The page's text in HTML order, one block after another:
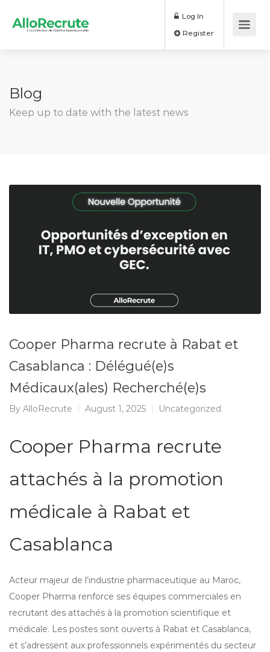
Log In
Blog
Keep up to date with the latest news
Cooper Pharma recrute à Rabat et
Casablanca : Délégué(e)s
Médicaux(ales) Recherché(e)s
By AlloRecrute August 1, 2025 Uncategorized
Cooper Pharma recrute
attachés à la promotion
médicale à Rabat et
Casablanca
Acteur majeur de l’industrie pharmaceutique au Maroc,
Cooper Pharma renforce ses équipes commerciales en
recrutant des attachés à la promotion scientifique et
médicale. Les postes sont ouverts à Rabat et Casablanca,
et s’adressent aux professionnels expérimentés du secteur